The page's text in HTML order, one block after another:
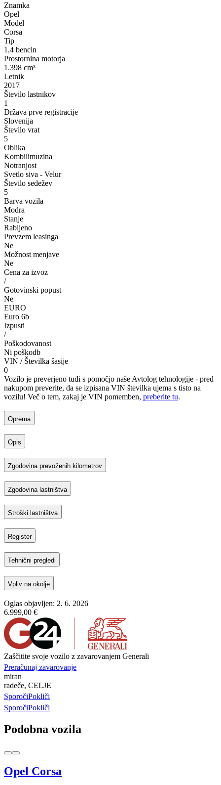
Znamka
Opel
Model
Corsa
Tip
1,4 bencin
Prostornina motorja
1.398 cm³
Letnik
2017
Število lastnikov
1
Država prve registracije
Slovenija
Število vrat
5
Oblika
Kombilimuzina
Notranjost
Svetlo siva - Velur
Število sedežev
5
Barva vozila
Modra
Stanje
Rabljeno
Prevzem leasinga
Ne
Možnost menjave
Ne
Cena za izvoz
/
Gotovinski popust
Ne
EURO
Euro 6b
Izpusti
/
Poškodovanost
Ni poškodb
VIN / Številka šasije
0
Vozilo je preverjeno tudi s pomočjo naše Avtolog tehnologije - pred
nakupom preverite, da se izpisana VIN številka ujema s tisto na
vozilu! Več o tem, zakaj je VIN pomemben, preberite tu.
Oprema
Opis
Zgodovina prevoženih kilometrov
Zgodovina lastništva
Stroški lastništva
Register
Tehnični pregledi
Vpliv na okolje
Oglas objavljen: 2. 6. 2026
6.999,00 €
Zaščitite svoje vozilo z zavarovanjem Generali
Preračunaj zavarovanje
miran
radeče, CELJE
SporočiPokliči
SporočiPokliči
Podobna vozila
Opel Corsa